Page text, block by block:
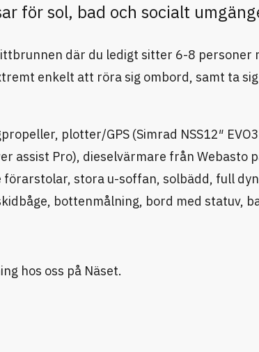
för sol, bad och socialt
där du ledigt sitter 6-8 personer
enkelt att röra sig ombord, samt ta
plotter/GPS (Simrad NSS12″
assist Pro), dieselvärmare från Webasto
förarstolar, stora u-soffan, solbädd, full
bottenmålning, bord med statuv,
hos oss på Näset.